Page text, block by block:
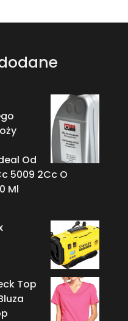
Od
5009 2Cc O
Ml
Top